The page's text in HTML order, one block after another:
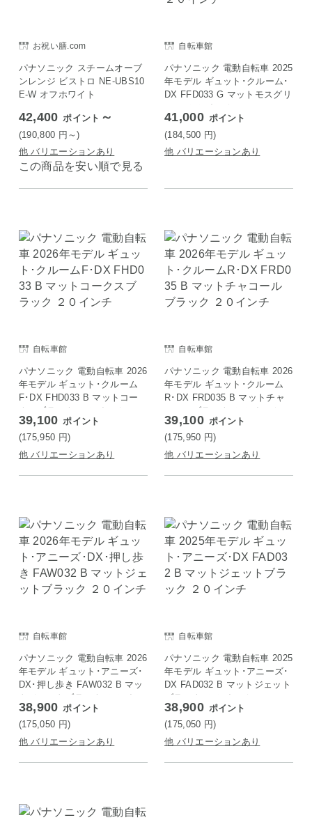
お祝い膳.com
パナソニック スチームオーブ
ンレンジ ビストロ NE-UBS10
E-W オフホワイト
42,400 ポイント ～
(190,800 円 ～)
他 バリエーションあり
この商品を安い順で見る
自転車館
パナソニック 電動自転車 2025
年モデル ギュット･クルーム･
DX FFD033 G マットモスグリ
ーン ２０インチ
41,000 ポイント
(184,500 円)
他 バリエーションあり
自転車館
パナソニック 電動自転車 2026
年モデル ギュット･クルーム
F･DX FHD033 B マットコー
クスブラック ２０インチ
39,100 ポイント
(175,950 円)
他 バリエーションあり
自転車館
パナソニック 電動自転車 2026
年モデル ギュット･クルーム
R･DX FRD035 B マットチャ
コールブラック ２０インチ
39,100 ポイント
(175,950 円)
他 バリエーションあり
自転車館
パナソニック 電動自転車 2026
年モデル ギュット･アニーズ･
DX･押し歩き FAW032 B マッ
トジェットブラック ２０イン
チ
38,900 ポイント
(175,050 円)
他 バリエーションあり
自転車館
パナソニック 電動自転車 2025
年モデル ギュット･アニーズ･
DX FAD032 B マットジェット
ブラック ２０インチ
38,900 ポイント
(175,050 円)
他 バリエーションあり